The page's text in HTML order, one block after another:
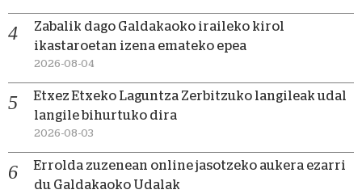
Zabalik dago Galdakaoko iraileko kirol
ikastaroetan izena emateko epea
2026-08-04
Etxez Etxeko Laguntza Zerbitzuko langileak udal
langile bihurtuko dira
2026-08-03
Errolda zuzenean online jasotzeko aukera ezarri
du Galdakaoko Udalak